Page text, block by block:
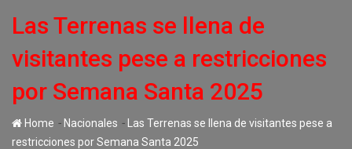
Las Terrenas se llena de
visitantes pese a restricciones
por Semana Santa 2025
Home - Nacionales -
Las Terrenas se llena de visitantes pese a
restricciones por Semana Santa 2025